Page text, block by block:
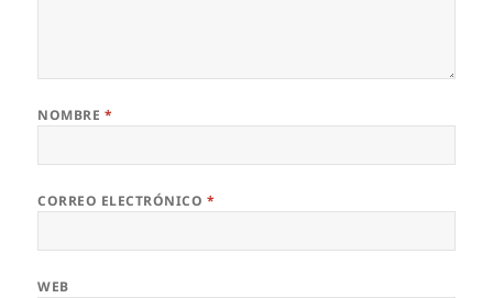
NOMBRE *
CORREO ELECTRÓNICO *
WEB